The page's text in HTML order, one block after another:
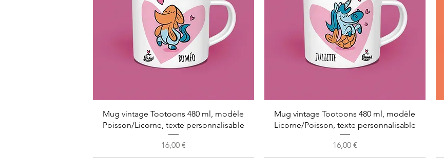
Mug vintage Tootoons 480 ml, modèle
Poisson/Licorne, texte personnalisable
Prix
16,00 €
Mug vintage Tootoons 480 ml, modèle
Licorne/Poisson, texte personnalisable
Prix
16,00 €